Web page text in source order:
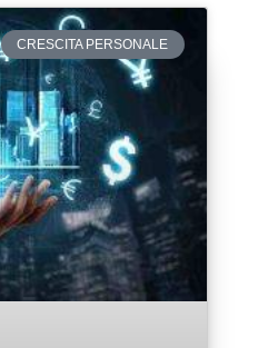
CRESCITA PERSONALE